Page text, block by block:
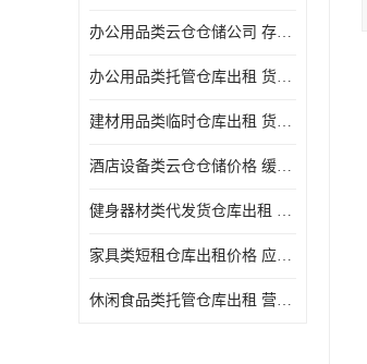
办公用品类云仓仓储公司 存货周转很快 电商仓储物流战略整合
办公用品类托管仓库出租 货物装卸方便 电商仓储物流战略合作
建材用品类临时仓库出租 货物装卸方便 仓储供应链配套
酒店设备类云仓仓储价格 缓解企业储存压力 智能电商配套
健身器材类代发货仓库出租 租期灵活 新媒体平台配套
家具类短租仓库出租价格 应用广泛 智能电商配套
休闲食品类托管仓库出租 营造良好环境氛围 垂直电商配套